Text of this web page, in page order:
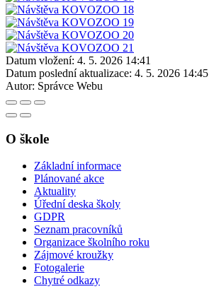
Datum vložení: 4. 5. 2026 14:41
Datum poslední aktualizace: 4. 5. 2026 14:45
Autor: Správce Webu
O škole
Základní informace
Plánované akce
Aktuality
Úřední deska školy
GDPR
Seznam pracovníků
Organizace školního roku
Zájmové kroužky
Fotogalerie
Chytré odkazy